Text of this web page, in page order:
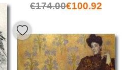
€174.00€100.92